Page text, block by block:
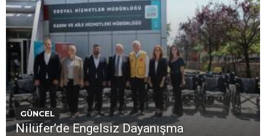
GÜNCEL
Nilüfer’de Engelsiz Dayanışma